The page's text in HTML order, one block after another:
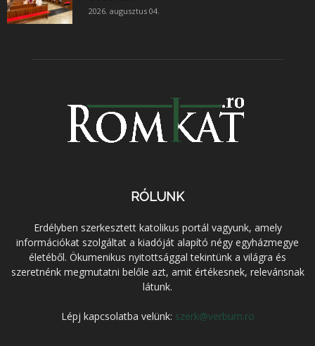
2026. augusztus 04.
RÓLUNK
Erdélyben szerkesztett katolikus portál vagyunk, amely
információkat szolgáltat a kiadóját alapító négy egyházmegye
életéből. Ökumenikus nyitottsággal tekintünk a világra és
szeretnénk megmutatni belőle azt, amit értékesnek, relevánsnak
látunk.
Lépj kapcsolatba velünk: szerk@verbum.ro